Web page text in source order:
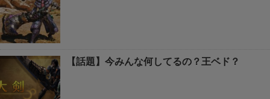
【話題】今みんな何してるの？王ベド？